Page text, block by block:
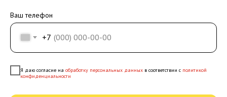
Ваш телефон
+7
Я даю согласие на обработку персональных данных в соответствии с политикой
конфиденциальности